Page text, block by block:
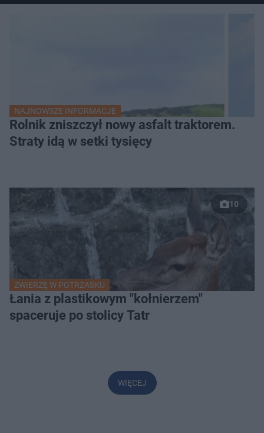
NAJNOWSZE INFORMACJE
Rolnik zniszczył nowy asfalt traktorem.
Straty idą w setki tysięcy
10
ZWIERZĘ W POTRZASKU
Łania z plastikowym "kołnierzem"
spaceruje po stolicy Tatr
WIĘCEJ